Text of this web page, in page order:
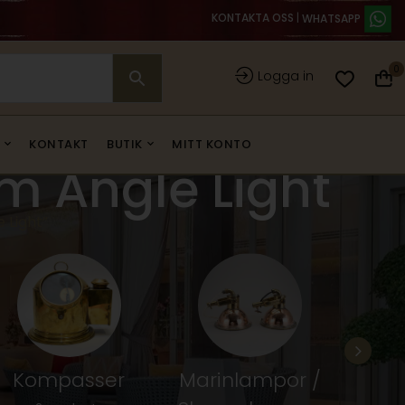
KONTAKTA OSS
Logga in
KONTAKT BUTIK MITT KONTO
Angle Light
Kompasser
Marinlampor /